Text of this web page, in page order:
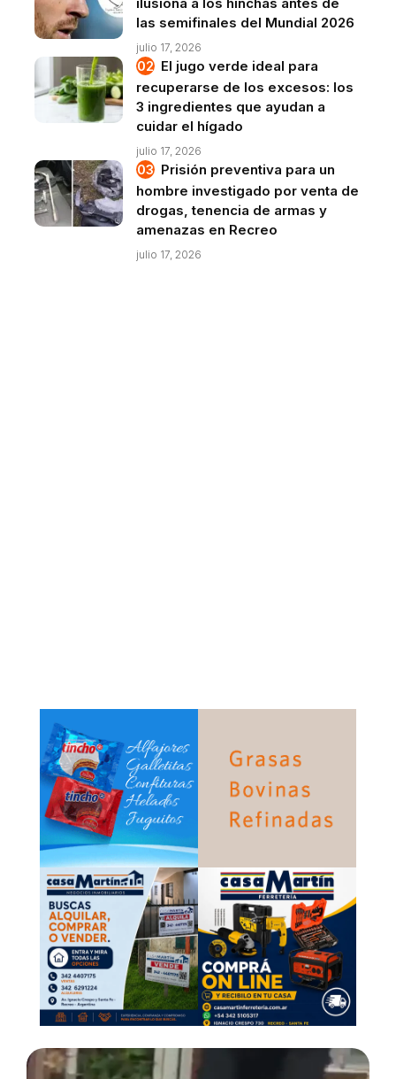
ilusiona a los hinchas antes de
las semifinales del Mundial 2026
julio 17, 2026
El jugo verde ideal para
recuperarse de los excesos: los
3 ingredientes que ayudan a
cuidar el hígado
julio 17, 2026
Prisión preventiva para un
hombre investigado por venta de
drogas, tenencia de armas y
amenazas en Recreo
julio 17, 2026